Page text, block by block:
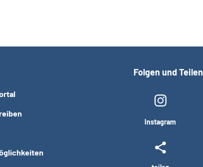
Folgen und Teilen
Instagram